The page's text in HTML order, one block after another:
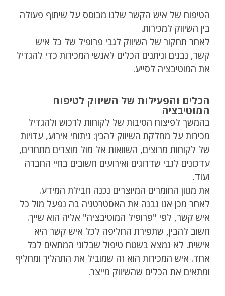
הטיפוח של איש הקשר שלנו מבוסס על שיתוף פעולה
בין השיווק למכירות.
לאחר תחקור של השיווק לגבי פרופיל של כל איש
קשר, נבנים וניתנים הכלים לאנשי המכירות כדי להגדיל
את המוטיבציה לסייע.
הכלים והפעילות של השיווק לטיפוח
המוטיבציה
בהמשך לפיצוח הסיבות של לקוחות לרכוש ולהגדיל
מכירות על מחלקת השיווק להכין: ניתוחי אירוע, עדויות
של לקוחות מרוצים, השוואות אל מול מוצרים מתחרים,
עדכונים לגבי שדרוגים ואירועים חשובים בחיי החברה
ועוד.
את מגוון החומרים המיוצרים נכנה חבילת המידע.
לאחר מכן אנו נבנה את האסטרטגיה בה נפעל מול כל
איש קשר, לפי "פרופיל המוטיבציה" אליה הוא שייך.
חשוב להבין, שתפירת החליפה לכל איש קשר היא
אישית. לא נמצא בשטח טיפול שבלוני המתאים לכל
אחד. איש המכירות הוא זה שמוביל את התהליך ומחליף
ומתאים את הכלים שהשיווק מייצר.